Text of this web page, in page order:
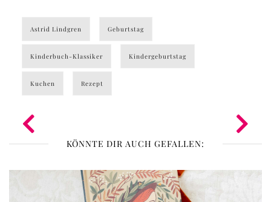
Astrid Lindgren Geburtstag
Kinderbuch-Klassiker Kindergeburtstag
Kuchen Rezept
KÖNNTE DIR AUCH GEFALLEN: